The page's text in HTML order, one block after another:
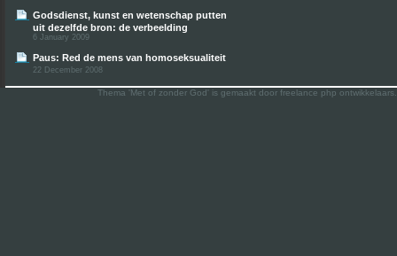
Godsdienst, kunst en wetenschap putten
uit dezelfde bron: de verbeelding
6 January 2009
Paus: Red de mens van homoseksualiteit
22 December 2008
Thema 'Met of zonder God' is gemaakt door freelance php